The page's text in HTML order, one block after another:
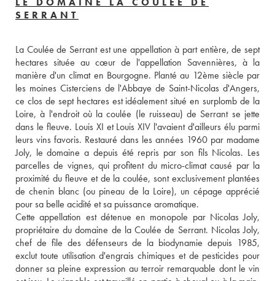
SERRANT
La Coulée de Serrant est une appellation à part entière, de sept
hectares située au cœur de l'appellation Savennières, à la
manière d'un climat en Bourgogne. Planté au 12ème siècle par
les moines Cisterciens de l'Abbaye de Saint-Nicolas d'Angers,
ce clos de sept hectares est idéalement situé en surplomb de la
Loire, à l'endroit où la coulée (le ruisseau) de Serrant se jette
dans le fleuve. Louis XI et Louis XIV l'avaient d'ailleurs élu parmi
leurs vins favoris. Restauré dans les années 1960 par madame
Joly, le domaine a depuis été repris par son fils Nicolas. Les
parcelles de vignes, qui profitent du micro-climat causé par la
proximité du fleuve et de la coulée, sont exclusivement plantées
de chenin blanc (ou pineau de la Loire), un cépage apprécié
pour sa belle acidité et sa puissance aromatique.
Cette appellation est détenue en monopole par Nicolas Joly,
propriétaire du domaine de la Coulée de Serrant. Nicolas Joly,
chef de file des défenseurs de la biodynamie depuis 1985,
exclut toute utilisation d'engrais chimiques et de pesticides pour
donner sa pleine expression au terroir remarquable dont le vin